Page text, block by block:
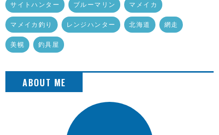
サイトハンター ブルーマリン マメイカ
マメイカ釣り レンジハンター 北海道 網走
美幌 釣具屋